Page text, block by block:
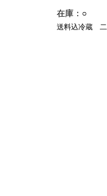
在庫：○
送料込冷蔵